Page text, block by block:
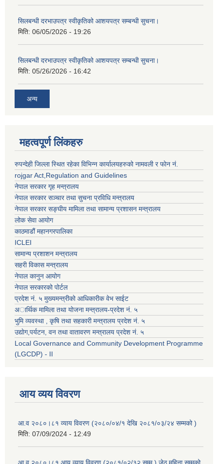
सिलबन्धी दरभाउपत्र स्वीकृतिको आशयपत्र सम्बन्धी सुचना।
मिति: 06/05/2026 - 19:26
सिलबन्धी दरभाउपत्र स्वीकृतिको आशयपत्र सम्बन्धी सुचना।
मिति: 05/26/2026 - 16:42
अन्य
महत्वपूर्ण लिंकहरु
रुपन्देही जिल्ला स्थित रहेका विभिन्न कार्यालयहरुको नामवली र फाेन न‌ं.
rojgar Act,Regulation and Guidelines
नेपाल सरकार गृह मन्त्रालय
नेपाल सरकार सञ्चार तथा सुचना प्रविधि मन्त्रालय
नेपाल सरकार सङ्घीय मामिला तथा सामान्य प्रशासन मन्त्रालय
लोक सेवा आयोग
काठमाडौं महानगरपालिका
ICLEI
सामान्य प्रशाशन मन्त्रालय
सहरी विकास मन्त्रालय
नेपाल कानुन आयोग
नेपाल सरकारको पोर्टल
प्रदेश नं. ५ मुख्यमन्त्रीको आधिकारीक वेभ साईट
अार्थिक मामिला तथा योजना मन्त्रालय-प्रदेश नं. ५
भुमि व्यवस्था , कृषि तथा सहकारी मन्त्रालय प्रदेश नं. ५
उद्याेग,पर्यटन, वन तथा वातावरण मन्त्रालय प्रदेश नं. ५
Local Governance and Community Development Programme
(LGCDP) - II
आय व्यय विवरण
आ.व २०८०।८१ व्याय विवरण (२०८०/०४/१ देखि २०८१/०३/२४ सम्मको )
मिति: 07/09/2024 - 12:49
आ.व २०८०।८१ आय व्याय विवरण (२०८१/०२/३२ सम्म ) जेठ महिना सम्मको